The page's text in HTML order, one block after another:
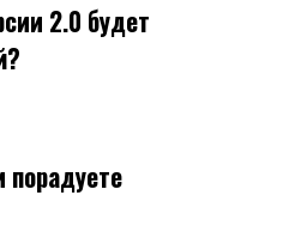
2.0 будет